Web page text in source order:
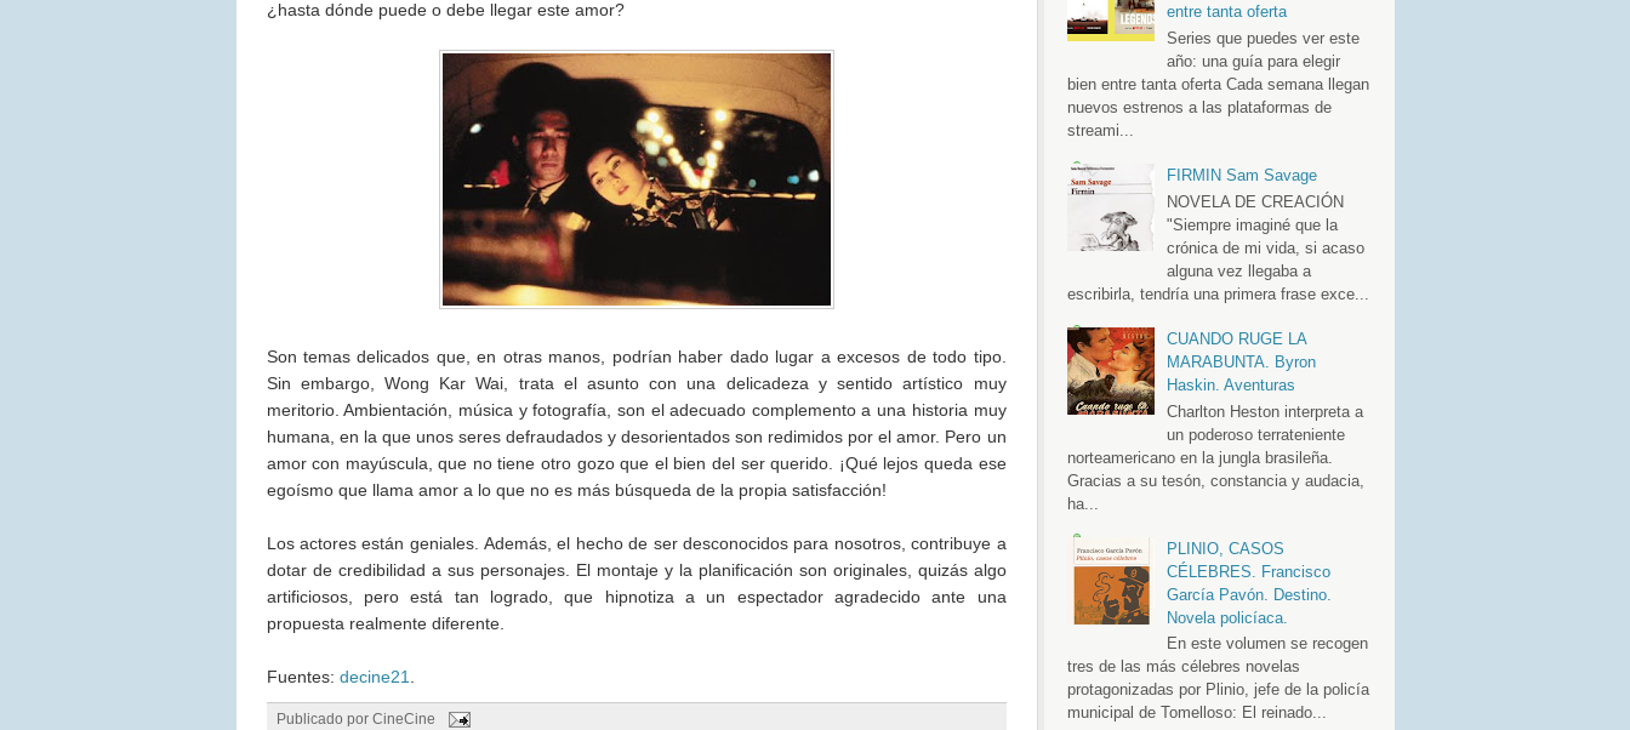
¿hasta dónde puede o debe llegar este amor?
Son temas delicados que, en otras manos, podrían haber dado lugar a excesos de todo tipo.
Sin embargo, Wong Kar Wai, trata el asunto con una delicadeza y sentido artístico muy
meritorio. Ambientación, música y fotografía, son el adecuado complemento a una historia muy
humana, en la que unos seres defraudados y desorientados son redimidos por el amor. Pero un
amor con mayúscula, que no tiene otro gozo que el bien del ser querido. ¡Qué lejos queda ese
egoísmo que llama amor a lo que no es más búsqueda de la propia satisfacción!
Los actores están geniales. Además, el hecho de ser desconocidos para nosotros, contribuye a
dotar de credibilidad a sus personajes. El montaje y la planificación son originales, quizás algo
artificiosos, pero está tan logrado, que hipnotiza a un espectador agradecido ante una
propuesta realmente diferente.
Fuentes: decine21
Publicado por CineCine
entre tanta oferta
Series que puedes ver este
año: una guía para elegir
bien entre tanta oferta Cada semana llegan
nuevos estrenos a las plataformas de
streami...
FIRMIN Sam Savage
NOVELA DE CREACIÓN
"Siempre imaginé que la
crónica de mi vida, si acaso
alguna vez llegaba a
escribirla, tendría una primera frase exce...
CUANDO RUGE LA
MARABUNTA. Byron
Haskin. Aventuras
Charlton Heston interpreta a
un poderoso terrateniente
norteamericano en la jungla brasileña.
Gracias a su tesón, constancia y audacia,
ha...
PLINIO, CASOS
CÉLEBRES. Francisco
García Pavón. Destino.
Novela policíaca.
En este volumen se recogen
tres de las más célebres novelas
protagonizadas por Plinio, jefe de la policía
municipal de Tomelloso: El reinado...